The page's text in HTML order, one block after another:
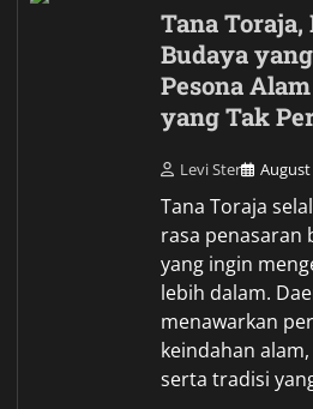
Tana
Budaya
Pesona
yang Tak
Levi Ster August
Tana Toraja
rasa penasaran
yang ingin
lebih dalam.
menawarkan
keindahan
serta tradisi